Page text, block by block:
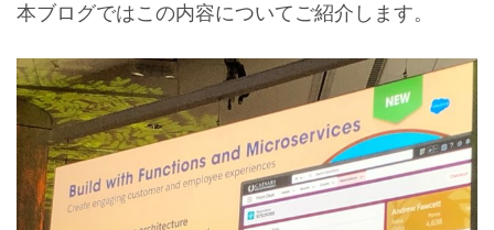
本ブログではこの内容についてご紹介します。